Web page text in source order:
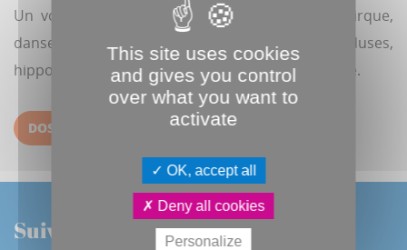
Un voyage dans les profondeurs marines où cirque,
danse et pyrotechnie feront danser méduses,
hippocampes et rascasses dans un ballet féerique.
DOSSIER DE PRESSE MARCHÉ DE NOËL
Suivez-nous
This site uses cookies
and gives you control
over what you want to
activate
OK, accept all
Deny all cookies
Personalize